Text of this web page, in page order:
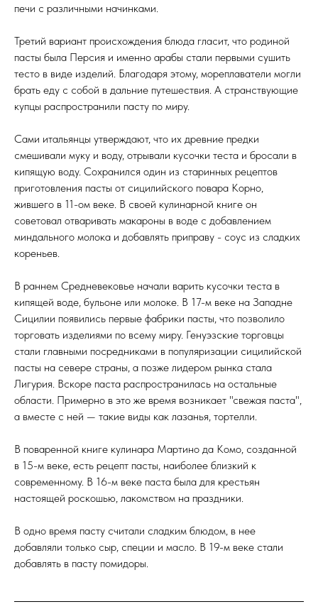
печи с различными начинками.
Третий вариант происхождения блюда гласит, что родиной
пасты была Персия и именно арабы стали первыми сушить
тесто в виде изделий. Благодаря этому, мореплаватели могли
брать еду с собой в дальние путешествия. А странствующие
купцы распространили пасту по миру.
Сами итальянцы утверждают, что их древние предки
смешивали муку и воду, отрывали кусочки теста и бросали в
кипящую воду. Сохранился один из старинных рецептов
приготовления пасты от сицилийского повара Корно,
жившего в 11-ом веке. В своей кулинарной книге он
советовал отваривать макароны в воде с добавлением
миндального молока и добавлять приправу - соус из сладких
кореньев.
В раннем Средневековье начали варить кусочки теста в
кипящей воде, бульоне или молоке. В 17-м веке на Западне
Сицилии появились первые фабрики пасты, что позволило
торговать изделиями по всему миру. Генуэзские торговцы
стали главными посредниками в популяризации сицилийской
пасты на севере страны, а позже лидером рынка стала
Лигурия. Вскоре паста распространилась на остальные
области. Примерно в это же время возникает "свежая паста",
а вместе с ней — такие виды как лазанья, тортелли.
В поваренной книге кулинара Мартино да Комо, созданной
в 15-м веке, есть рецепт пасты, наиболее близкий к
современному. В 16-м веке паста была для крестьян
настоящей роскошью, лакомством на праздники.
В одно время пасту считали сладким блюдом, в нее
добавляли только сыр, специи и масло. В 19-м веке стали
добавлять в пасту помидоры.